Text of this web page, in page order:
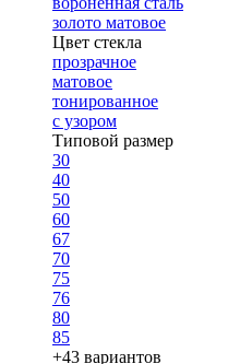
золото матовое
Цвет стекла
прозрачное
матовое
тонированное
с узором
Типовой размер
30
40
50
60
67
70
75
76
80
85
+43 вариантов